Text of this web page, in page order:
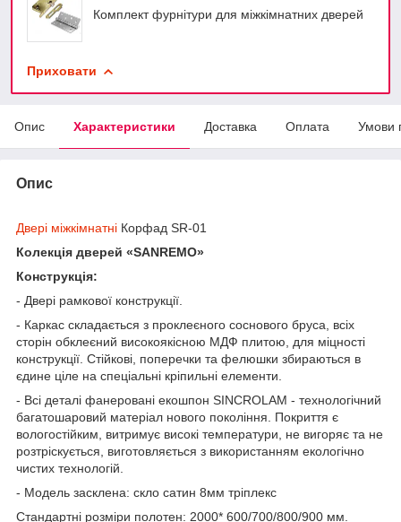
Комплект фурнітури для міжкімнатних дверей
Приховати
Опис Характеристики Доставка Оплата Умови
Опис
Двері міжкімнатні Корфад SR-01
Колекція дверей «SANREMO»
Конструкція:
- Двері рамкової конструкції.
- Каркас складається з проклеєного соснового бруса, всіх
сторін обклеєний високоякісною МДФ плитою, для міцності
конструкції. Стійкові, поперечки та фелюшки збираються в
єдине ціле на спеціальні кріпильні елементи.
- Всі деталі фанеровані екошпон SINCROLAM - технологічний
багатошаровий матеріал нового покоління. Покриття є
вологостійким, витримує високі температури, не вигоряє та не
розтріскується, виготовляється з використанням екологічно
чистих технологій.
- Модель засклена: скло сатин 8мм тріплекс
Стандартні розміри полотен: 2000* 600/700/800/900 мм.